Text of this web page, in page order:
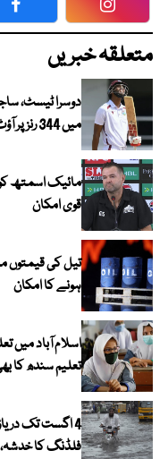
Facebook
متعلقہ خبریں
دوسرا ٹیسٹ،
میں 344 رنز پر آؤٹ
مائیک اسمتھ
قوی امکان
تیل کی قیمتوں
ہونے کا امکان
اسلام آباد
تعلیم سندھ کا
4 اگست تک
فلڈنگ کا خدشہ،